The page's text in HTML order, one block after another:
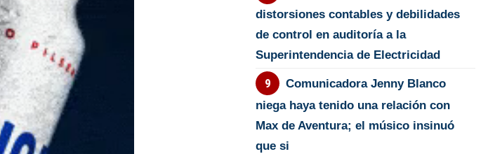
distorsiones contables y debilidades
de control en auditoría a la
Superintendencia de Electricidad
Comunicadora Jenny Blanco
niega haya tenido una relación con
Max de Aventura; el músico insinuó
que si